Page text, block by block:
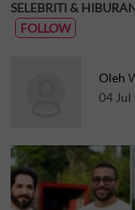
SELEBRITI &
Oleh
04 Jul